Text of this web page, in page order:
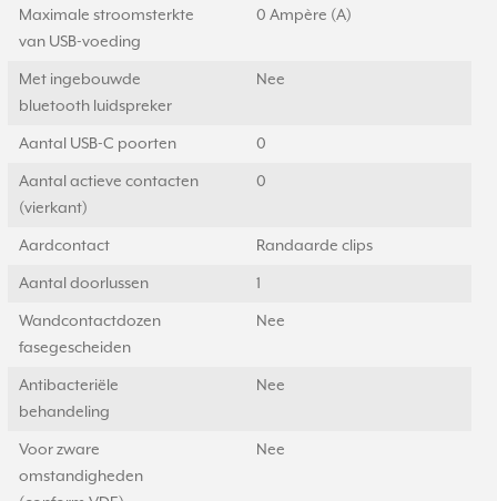
Maximale stroomsterkte
van USB-voeding
0 Ampère (A)
Met ingebouwde
bluetooth luidspreker
Nee
Aantal USB-C poorten 0
Aantal actieve contacten
(vierkant)
0
Aardcontact Randaarde clips
Aantal doorlussen 1
Wandcontactdozen
fasegescheiden
Nee
Antibacteriële
behandeling
Nee
Voor zware
omstandigheden
Nee